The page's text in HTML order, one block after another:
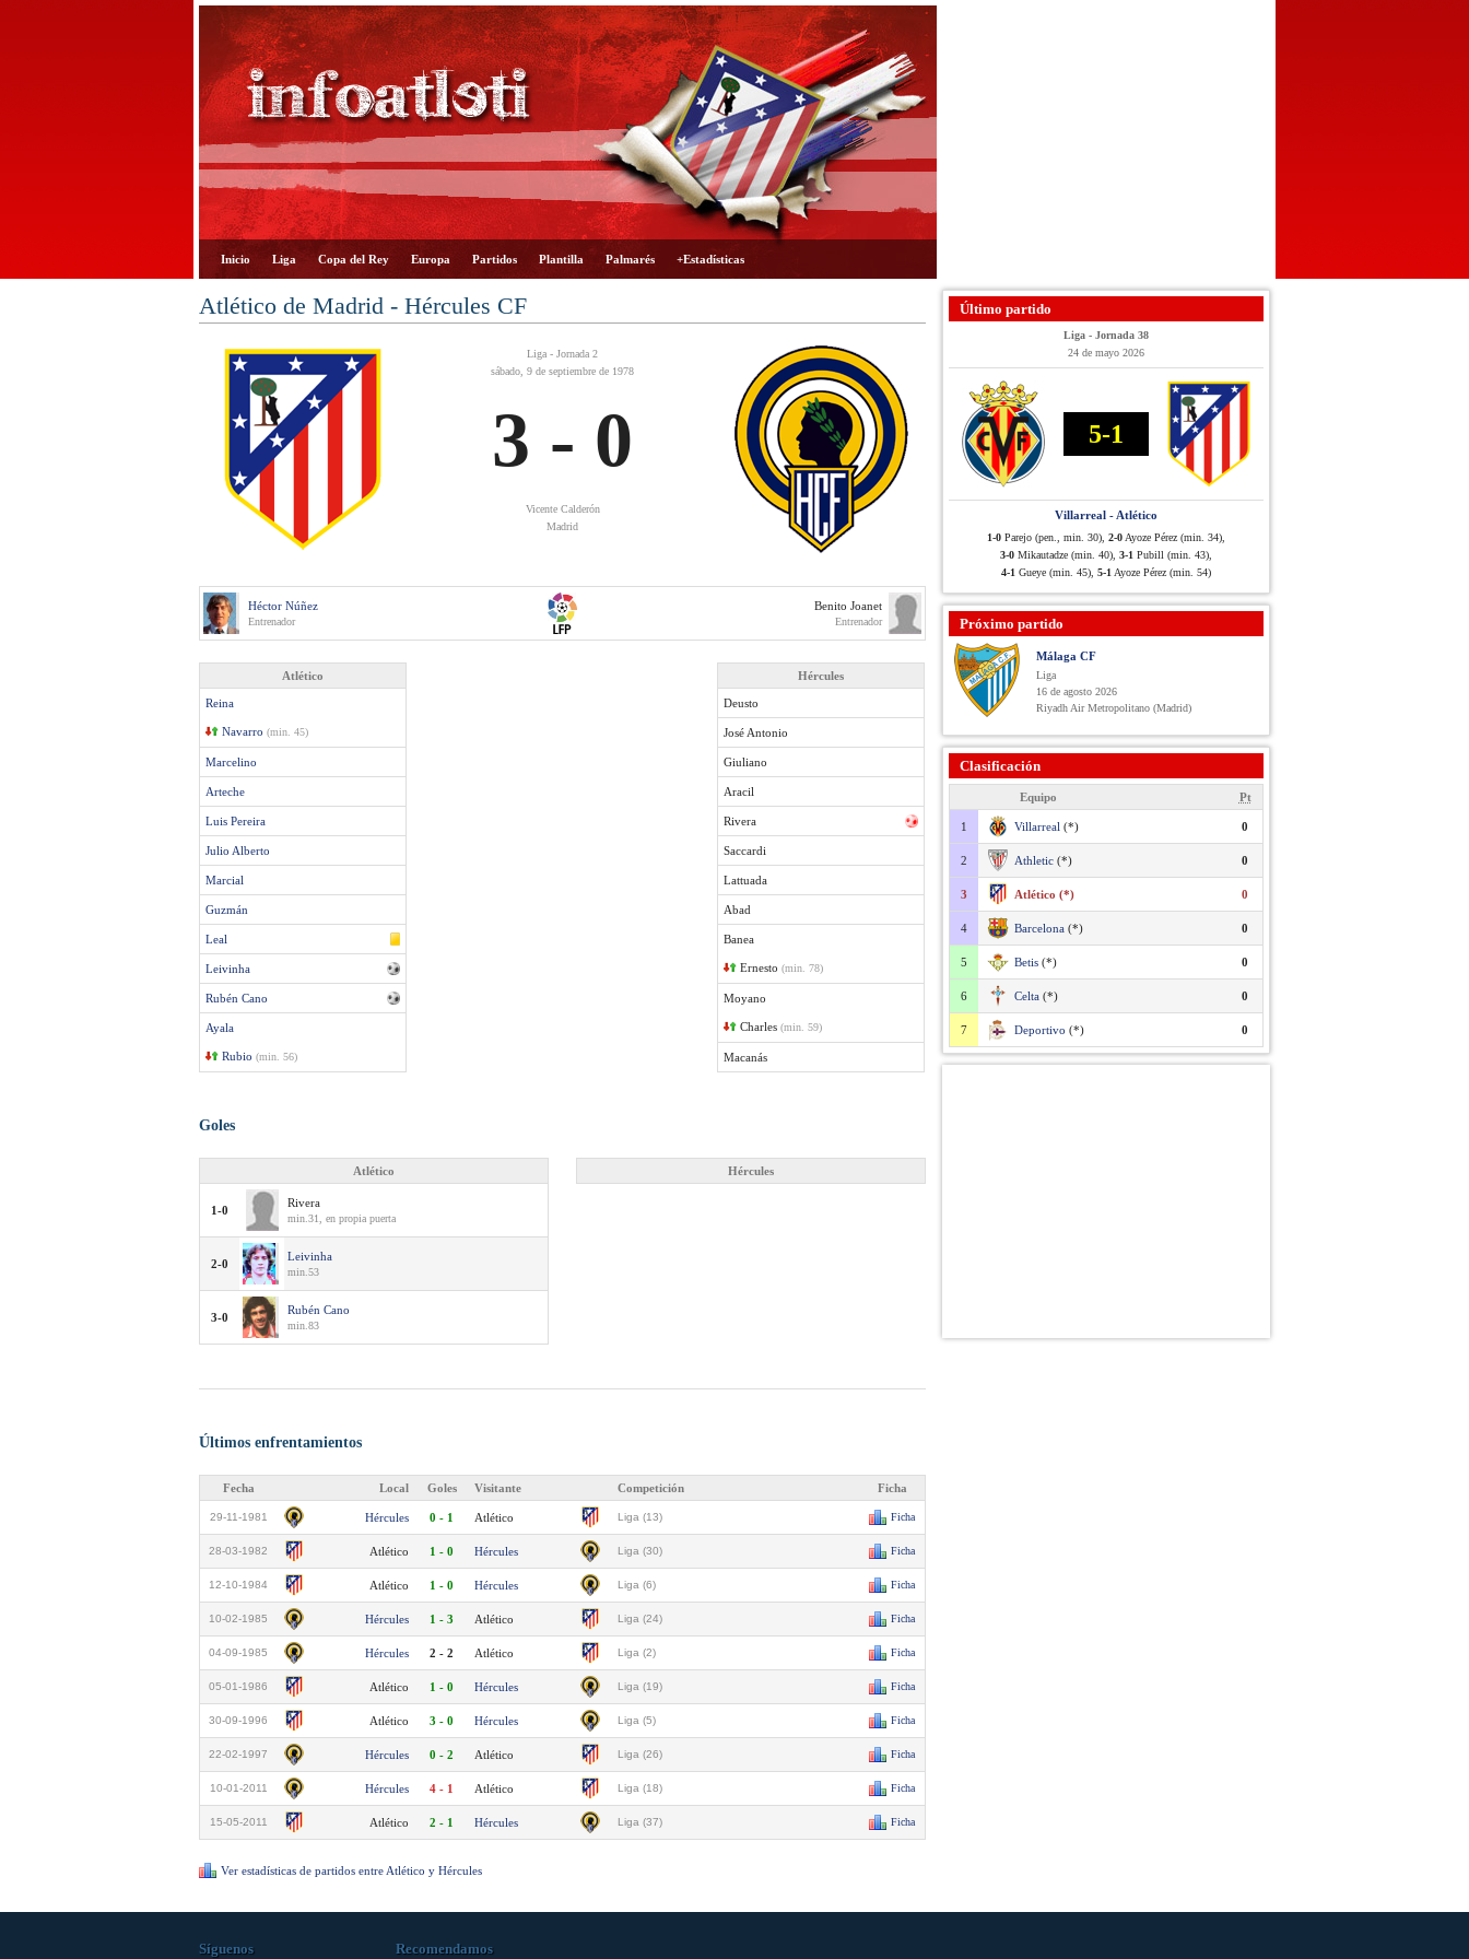
Inicio Liga Copa del Rey Europa Partidos Plantilla Palmarés +Estadísticas
Atlético de Madrid - Hércules CF
Liga - Jornada 2
sábado, 9 de septiembre de 1978
3 - 0
Vicente Calderón
Madrid
Héctor Núñez
Entrenador
Benito Joanet
Entrenador
Atlético
Reina
Navarro (min. 45)
Marcelino
Arteche
Luis Pereira
Julio Alberto
Marcial
Guzmán
Leal
Leivinha
Rubén Cano
Ayala
Rubio (min. 56)
Hércules
Deusto
José Antonio
Giuliano
Aracil
Rivera
Saccardi
Lattuada
Abad
Banea
Ernesto (min. 78)
Moyano
Charles (min. 59)
Macanás
Goles
Atlético
1-0
Rivera
min.31, en propia puerta
2-0
Leivinha
min.53
3-0
Rubén Cano
min.83
Hércules
Últimos enfrentamientos
Fecha Local Goles Visitante Competición Ficha
29-11-1981 Hércules 0 - 1 Atlético Liga (13) Ficha
28-03-1982 Atlético 1 - 0 Hércules Liga (30) Ficha
12-10-1984 Atlético 1 - 0 Hércules Liga (6) Ficha
10-02-1985 Hércules 1 - 3 Atlético Liga (24) Ficha
04-09-1985 Hércules 2 - 2 Atlético Liga (2) Ficha
05-01-1986 Atlético 1 - 0 Hércules Liga (19) Ficha
30-09-1996 Atlético 3 - 0 Hércules Liga (5) Ficha
22-02-1997 Hércules 0 - 2 Atlético Liga (26) Ficha
10-01-2011 Hércules 4 - 1 Atlético Liga (18) Ficha
15-05-2011 Atlético 2 - 1 Hércules Liga (37) Ficha
Ver estadísticas de partidos entre Atlético y Hércules
Último partido
Liga - Jornada 38
24 de mayo 2026
5-1
Villarreal - Atlético
1-0 Parejo (pen., min. 30), 2-0 Ayoze Pérez (min. 34),
3-0 Mikautadze (min. 40), 3-1 Pubill (min. 43),
4-1 Gueye (min. 45), 5-1 Ayoze Pérez (min. 54)
Próximo partido
Málaga CF
Liga
16 de agosto 2026
Riyadh Air Metropolitano (Madrid)
Clasificación
Equipo Pt
1 Villarreal (*) 0
2 Athletic (*) 0
3 Atlético (*) 0
4 Barcelona (*) 0
5 Betis (*) 0
6 Celta (*) 0
7 Deportivo (*) 0
Síguenos Recomendamos